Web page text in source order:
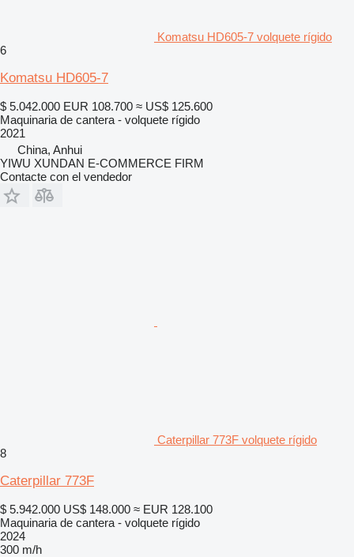
Komatsu HD605-7 volquete rígido
6
Komatsu HD605-7
$ 5.042.000 EUR 108.700 ≈ US$ 125.600
Maquinaria de cantera - volquete rígido
2021
China, Anhui
YIWU XUNDAN E-COMMERCE FIRM
Contacte con el vendedor
Caterpillar 773F volquete rígido
8
Caterpillar 773F
$ 5.942.000 US$ 148.000 ≈ EUR 128.100
Maquinaria de cantera - volquete rígido
2024
300 m/h